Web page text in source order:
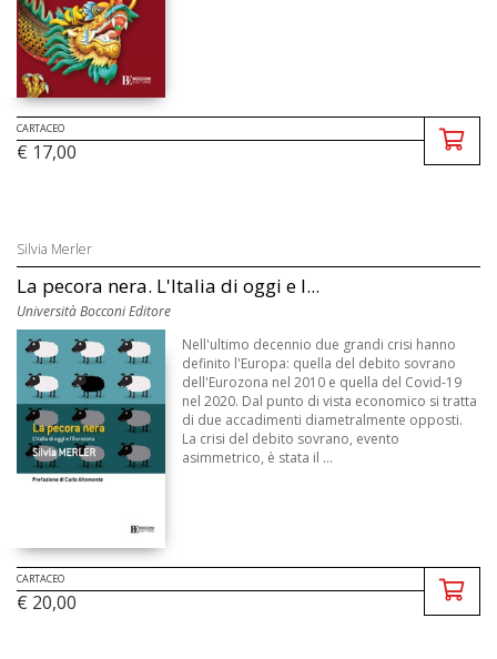
CARTACEO
€ 17,00
Silvia Merler
La pecora nera. L'Italia di oggi e l...
Università Bocconi Editore
Nell'ultimo decennio due grandi crisi hanno
definito l'Europa: quella del debito sovrano
dell'Eurozona nel 2010 e quella del Covid-19
nel 2020. Dal punto di vista economico si tratta
di due accadimenti diametralmente opposti.
La crisi del debito sovrano, evento
asimmetrico, è stata il ...
CARTACEO
€ 20,00